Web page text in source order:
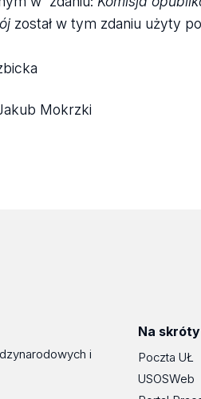
został w tym zdaniu użyty
Mokrzki
i
Na skróty
Poczta UŁ
USOSWeb